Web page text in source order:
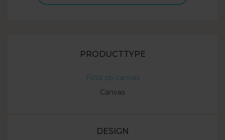
PRODUCTTYPE
Foto op canvas
Canvas
DESIGN